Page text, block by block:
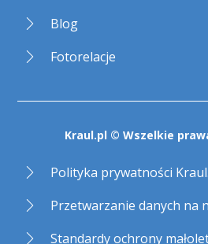
Blog
Fotorelacje
Kraul.pl © Wszelkie
Polityka prywatności
Przetwarzanie danych na
Standardy ochrony